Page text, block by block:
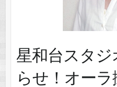
星和台スタ
らせ！オー